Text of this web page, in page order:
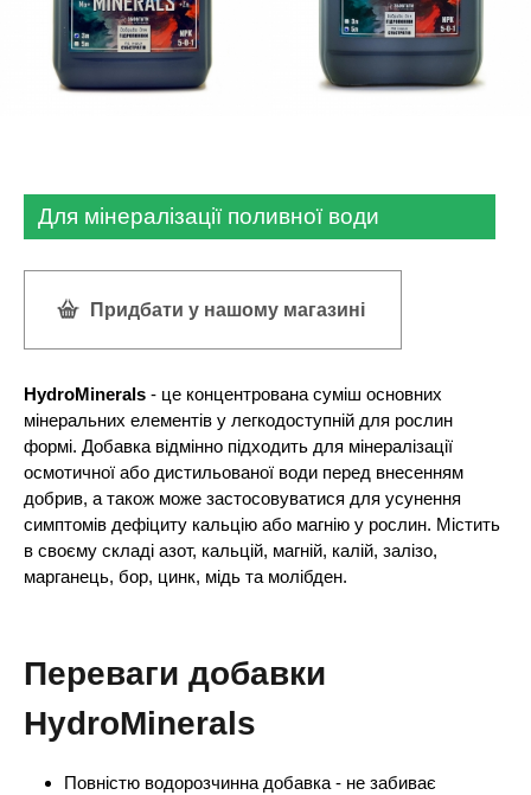
Для мінералізації поливної води
Придбати у нашому магазині
HydroMinerals - це концентрована суміш основних
мінеральних елементів у легкодоступній для рослин
формі. Добавка відмінно підходить для мінералізації
осмотичної або дистильованої води перед внесенням
добрив, а також може застосовуватися для усунення
симптомів дефіциту кальцію або магнію у рослин. Містить
в своєму складі азот, кальцій, магній, калій, залізо,
марганець, бор, цинк, мідь та молібден.
Переваги добавки
HydroMinerals
Повністю водорозчинна добавка - не забиває